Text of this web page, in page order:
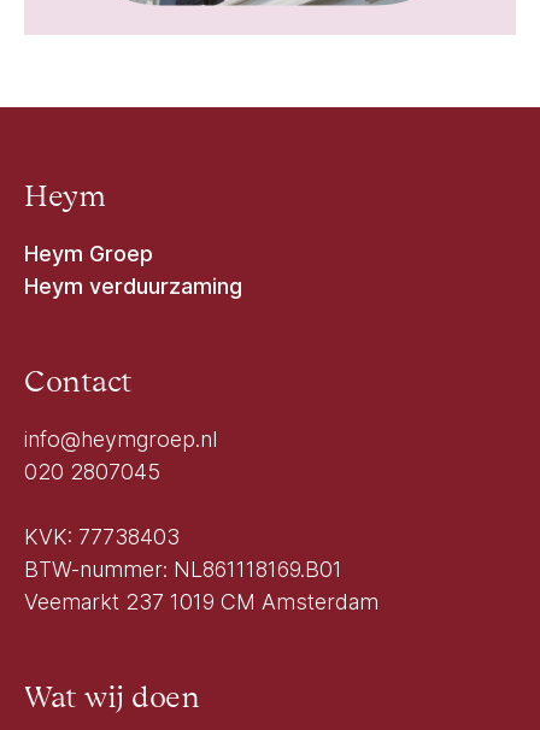
Heym
Heym Groep
Heym verduurzaming
Contact
info@heymgroep.nl
020 2807045
KVK: 77738403
BTW-nummer: NL861118169.B01
Veemarkt 237 1019 CM Amsterdam
Wat wij doen